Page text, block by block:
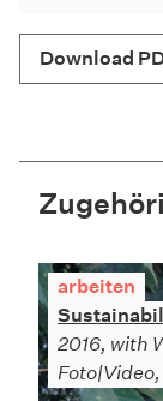
Download
arbeiten
2016, with